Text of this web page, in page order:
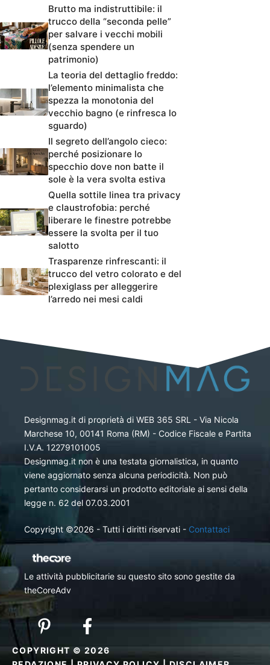
Brutto ma indistruttibile: il
trucco della “seconda pelle”
per salvare i vecchi mobili
(senza spendere un
patrimonio)
La teoria del dettaglio freddo:
l’elemento minimalista che
spezza la monotonia del
vecchio bagno (e rinfresca lo
sguardo)
Il segreto dell’angolo cieco:
perché posizionare lo
specchio dove non batte il
sole è la vera svolta estiva
Quella sottile linea tra privacy
e claustrofobia: perché
liberare le finestre potrebbe
essere la svolta per il tuo
salotto
Trasparenze rinfrescanti: il
trucco del vetro colorato e del
plexiglass per alleggerire
l’arredo nei mesi caldi
Designmag.it di proprietà di WEB 365 SRL - Via Nicola
Marchese 10, 00141 Roma (RM) - Codice Fiscale e Partita
I.V.A. 12279101005
Designmag.it non è una testata giornalistica, in quanto
viene aggiornato senza alcuna periodicità. Non può
pertanto considerarsi un prodotto editoriale ai sensi della
legge n. 62 del 07.03.2001
Copyright ©2026 - Tutti i diritti riservati - Contattaci
Le attività pubblicitarie su questo sito sono gestite da
theCoreAdv
COPYRIGHT © 2026